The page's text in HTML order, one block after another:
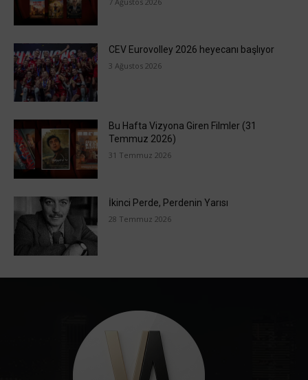
CEV Eurovolley 2026 heyecanı başlıyor
3 Ağustos 2026
Bu Hafta Vizyona Giren Filmler (31
Temmuz 2026)
31 Temmuz 2026
İkinci Perde, Perdenin Yarısı
28 Temmuz 2026